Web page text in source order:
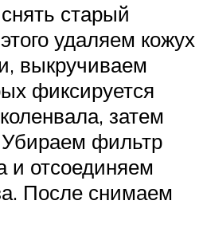
старый
удаляем кожух
выкручиваем
фиксируется
затем
фильтр
и отсоединяем
После снимаем